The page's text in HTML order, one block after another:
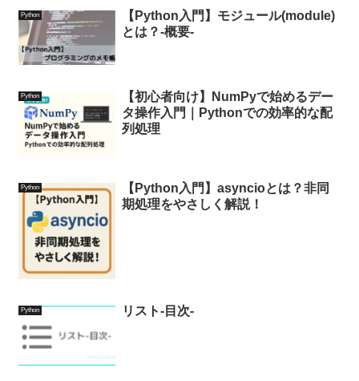
Python
【Python入門】モジュール(module)
とは？-概要-
Python
【初心者向け】NumPyで始めるデー
タ操作入門｜Pythonでの効率的な配
列処理
Python
【Python入門】asyncioとは？非同
期処理をやさしく解説！
Python リスト-目次-